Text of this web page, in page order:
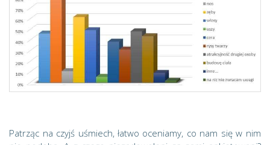
Patrząc na czyjś uśmiech, łatwo oceniamy, co nam się w nim